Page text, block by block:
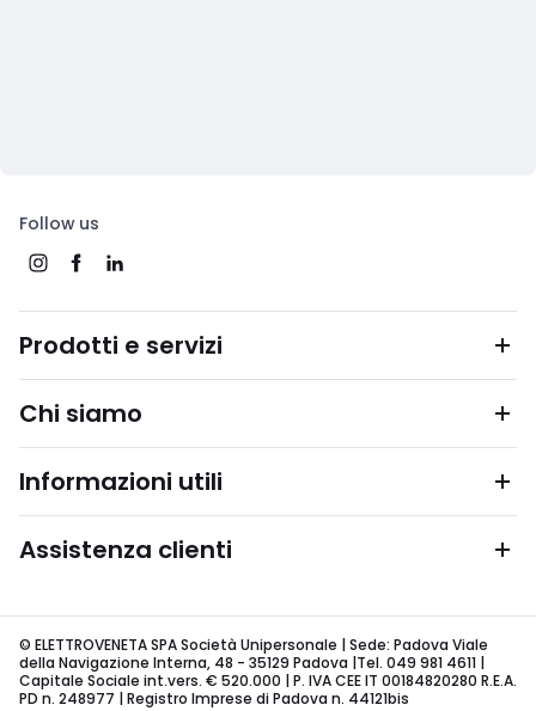
Follow us
Prodotti e servizi
Chi siamo
Informazioni utili
Assistenza clienti
© ELETTROVENETA SPA Società Unipersonale | Sede: Padova Viale
della Navigazione Interna, 48 - 35129 Padova |Tel. 049 981 4611 |
Capitale Sociale int.vers. € 520.000 | P. IVA CEE IT 00184820280 R.E.A.
PD n. 248977 | Registro Imprese di Padova n. 44121bis